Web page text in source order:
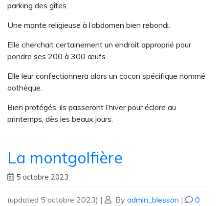
parking des gîtes.
Une mante religieuse à l’abdomen bien rebondi.
Elle cherchait certainement un endroit approprié pour
pondre ses 200 à 300 œufs.
Elle leur confectionnera alors un cocon spécifique nommé
oothèque.
Bien protégés, ils passeront l’hiver pour éclore au
printemps, dès les beaux jours.
La montgolfière
5 octobre 2023
(updated 5 octobre 2023) | By admin_blesson |
0